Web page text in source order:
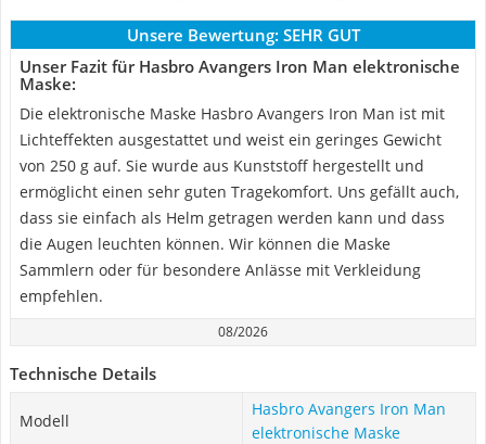
Unsere Bewertung: SEHR GUT
Unser Fazit für Hasbro Avangers Iron Man elektronische
Maske:
Die elektronische Maske Hasbro Avangers Iron Man ist mit
Lichteffekten ausgestattet und weist ein geringes Gewicht
von 250 g auf. Sie wurde aus Kunststoff hergestellt und
ermöglicht einen sehr guten Tragekomfort. Uns gefällt auch,
dass sie einfach als Helm getragen werden kann und dass
die Augen leuchten können. Wir können die Maske
Sammlern oder für besondere Anlässe mit Verkleidung
empfehlen.
08/2026
Technische Details
Modell
Hasbro Avangers Iron Man
elektronische Maske